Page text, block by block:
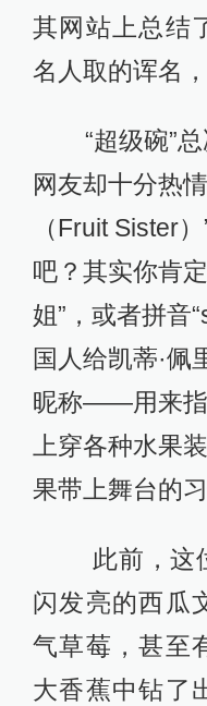
其网站上总结
名人取的诨名
“超级碗”总
网友却十分热
（Fruit Sister
吧？其实你肯
姐”，或者拼音
国人给凯蒂·佩
昵称——用来指
上穿各种水果
果带上舞台的习
此前，这位
闪发亮的西瓜
气草莓，甚至
大香蕉中钻了